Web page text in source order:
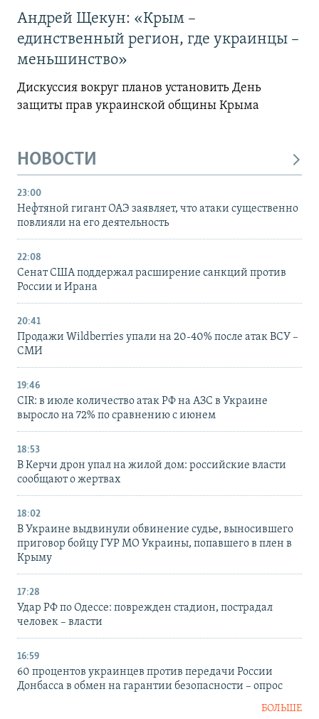
Андрей Щекун: «Крым –
единственный регион, где украинцы –
меньшинство»
Дискуссия вокруг планов установить День
защиты прав украинской общины Крыма
НОВОСТИ
23:00
Нефтяной гигант ОАЭ заявляет, что атаки существенно
повлияли на его деятельность
22:08
Сенат США поддержал расширение санкций против
России и Ирана
20:41
Продажи Wildberries упали на 20-40% после атак ВСУ –
СМИ
19:46
CIR: в июле количество атак РФ на АЗС в Украине
выросло на 72% по сравнению с июнем
18:53
В Керчи дрон упал на жилой дом: российские власти
сообщают о жертвах
18:02
В Украине выдвинули обвинение судье, выносившего
приговор бойцу ГУР МО Украины, попавшего в плен в
Крыму
17:28
Удар РФ по Одессе: поврежден стадион, пострадал
человек – власти
16:59
60 процентов украинцев против передачи России
Донбасса в обмен на гарантии безопасности – опрос
БОЛЬШЕ